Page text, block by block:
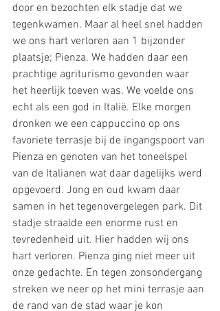
door en bezochten elk stadje dat we
tegenkwamen. Maar al heel snel hadden
we ons hart verloren aan 1 bijzonder
plaatsje; Pienza. We hadden daar een
prachtige agriturismo gevonden waar
het heerlijk toeven was. We voelde ons
echt als een god in Italië. Elke morgen
dronken we een cappuccino op ons
favoriete terrasje bij de ingangspoort van
Pienza en genoten van het toneelspel
van de Italianen wat daar dagelijks werd
opgevoerd. Jong en oud kwam daar
samen in het tegenovergelegen park. Dit
stadje straalde een enorme rust en
tevredenheid uit. Hier hadden wij ons
hart verloren. Pienza ging niet meer uit
onze gedachte. En tegen zonsondergang
streken we neer op het mini terrasje aan
de rand van de stad waar je kon